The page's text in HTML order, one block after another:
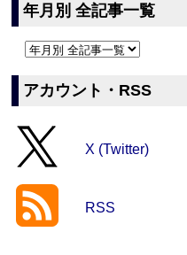
年月別 全記事一覧
アカウント・RSS
X (Twitter)
RSS